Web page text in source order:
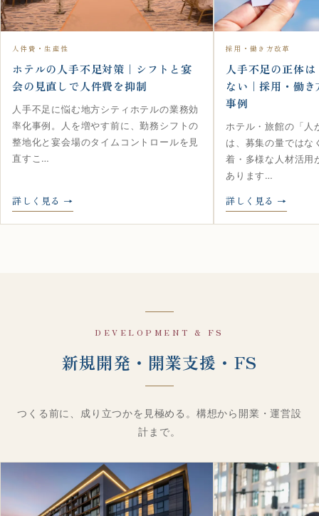
人件費・生産性
ホテルの人手不足対策｜シフトと宴
会の見直しで人件費を抑制
人手不足に悩む地方シティホテルの業務効
率化事例。人を増やす前に、勤務シフトの
整地化と宴会場のタイムコントロールを見
直すこ…
詳しく見る
採用・働き方改革
人手不足の正体
ない｜採用・働
事例
ホテル・旅館の「人
は、募集の量ではな
着・多様な人材活用
あります…
詳しく見る
DEVELOPMENT & FS
新規開発・開業支援・FS
つくる前に、成り立つかを見極める。構想から開業・運営設
計まで。